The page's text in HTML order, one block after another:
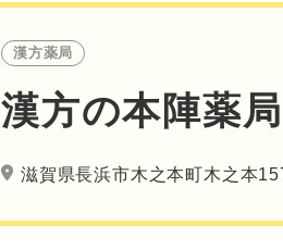
漢方薬局
漢方の本陣薬局
滋賀県長浜市木之本町木之本